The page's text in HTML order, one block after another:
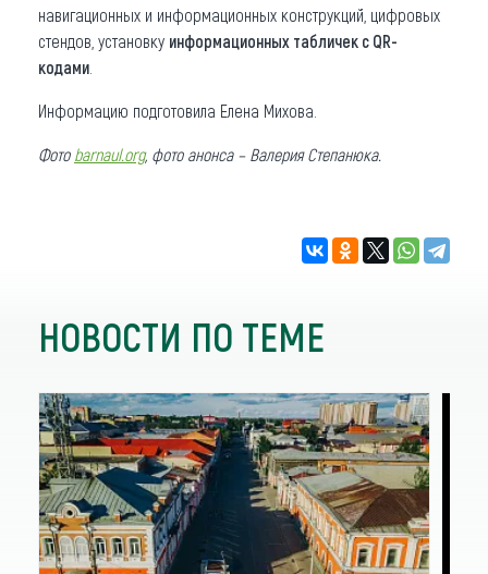
навигационных и информационных конструкций, цифровых
стендов, установку информационных табличек с QR-
кодами
Информацию подготовила Елена Михова.
Фото barnaul.org, фото анонса – Валерия Степанюка.
НОВОСТИ ПО ТЕМЕ